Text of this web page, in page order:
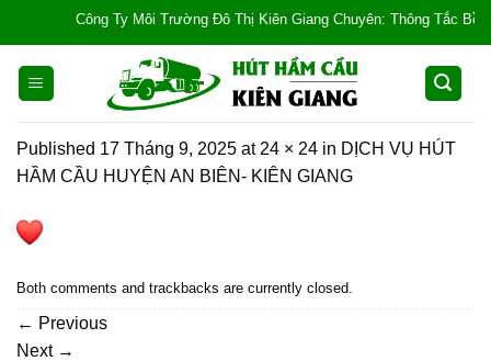
content
Công Ty Môi Trường Đô Thị Kiên Giang Chuyên: Thông Tắc Bồn
Published 17 Tháng 9, 2025 at 24 × 24 in DỊCH VỤ HÚT
HẦM CẦU HUYỆN AN BIÊN- KIÊN GIANG
Both comments and trackbacks are currently closed.
← Previous
Next →